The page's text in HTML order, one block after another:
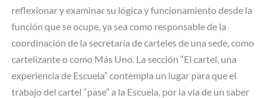
reflexionar y examinar su lógica y funcionamiento desde la
función que se ocupe, ya sea como responsable de la
coordinación de la secretaría de carteles de una sede, como
cartelizante o como Más Uno. La sección “El cartel, una
experiencia de Escuela” contempla un lugar para que el
trabajo del cartel “pase” a la Escuela, por la vía de un saber